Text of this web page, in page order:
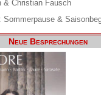
& Christian Fausch
Sommerpause &
Neue Besprechungen